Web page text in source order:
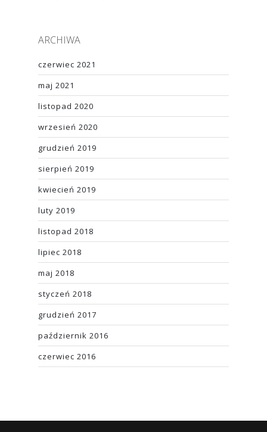
ARCHIWA
czerwiec 2021
maj 2021
listopad 2020
wrzesień 2020
grudzień 2019
sierpień 2019
kwiecień 2019
luty 2019
listopad 2018
lipiec 2018
maj 2018
styczeń 2018
grudzień 2017
październik 2016
czerwiec 2016